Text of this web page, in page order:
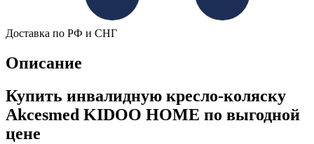
Доставка по РФ и СНГ
Описание
Купить инвалидную кресло-коляску
Akcesmed KIDOO HOME по выгодной
цене